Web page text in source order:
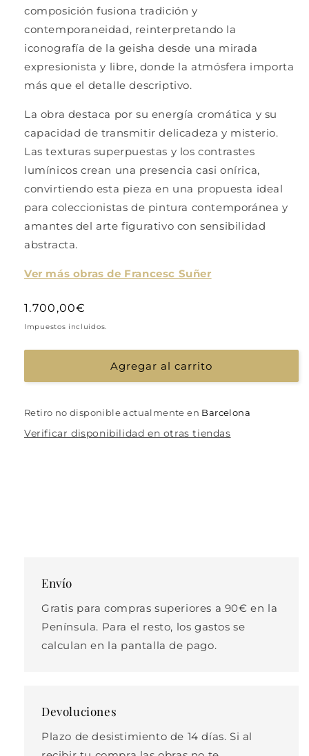
composición fusiona tradición y
contemporaneidad, reinterpretando la
iconografía de la geisha desde una mirada
expresionista y libre, donde la atmósfera importa
más que el detalle descriptivo.
La obra destaca por su energía cromática y su
capacidad de transmitir delicadeza y misterio.
Las texturas superpuestas y los contrastes
lumínicos crean una presencia casi onírica,
convirtiendo esta pieza en una propuesta ideal
para coleccionistas de pintura contemporánea y
amantes del arte figurativo con sensibilidad
abstracta.
Ver más obras de Francesc Suñer
Precio
habitual
1.700,00€
Impuestos incluidos.
Agregar al carrito
Retiro no disponible actualmente en Barcelona
Verificar disponibilidad en otras tiendas
Envío
Gratis para compras superiores a 90€ en la
Península. Para el resto, los gastos se
calculan en la pantalla de pago.
Devoluciones
Plazo de desistimiento de 14 días. Si al